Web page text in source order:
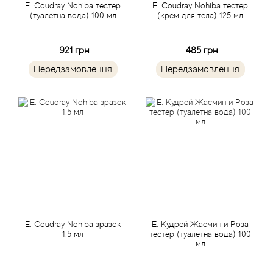
E. Coudray Nohiba тестер
(туалетна вода) 100 мл
921 грн
Передзамовлення
E. Coudray Nohiba тестер
(крем для тела) 125 мл
485 грн
Передзамовлення
E. Coudray Nohiba зразок
1.5 мл
Е. Кудрей Жасмин и Роза
тестер (туалетна вода) 100
мл
Biehl Parfumkunstwerke